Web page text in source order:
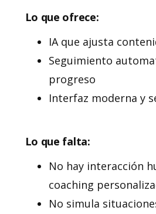
Lo que ofrece:
IA que ajusta
Seguimiento
progreso
Interfaz moderna y
Lo que falta:
No hay interacción
coaching
No simula